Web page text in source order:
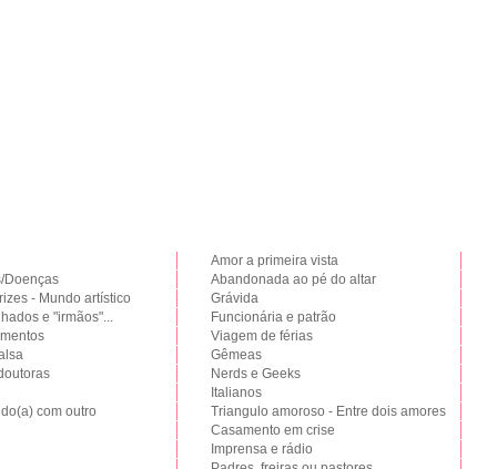
Amor a primeira vista
Doenças
Abandonada ao pé do altar
- Mundo artístico
Grávida
e "irmãos"...
Funcionária e patrão
Viagem de férias
Gêmeas
Nerds e Geeks
Italianos
com outro
Triangulo amoroso - Entre dois amores
Casamento em crise
Imprensa e rádio